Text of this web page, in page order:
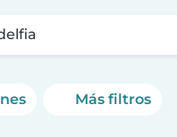
Más filtros